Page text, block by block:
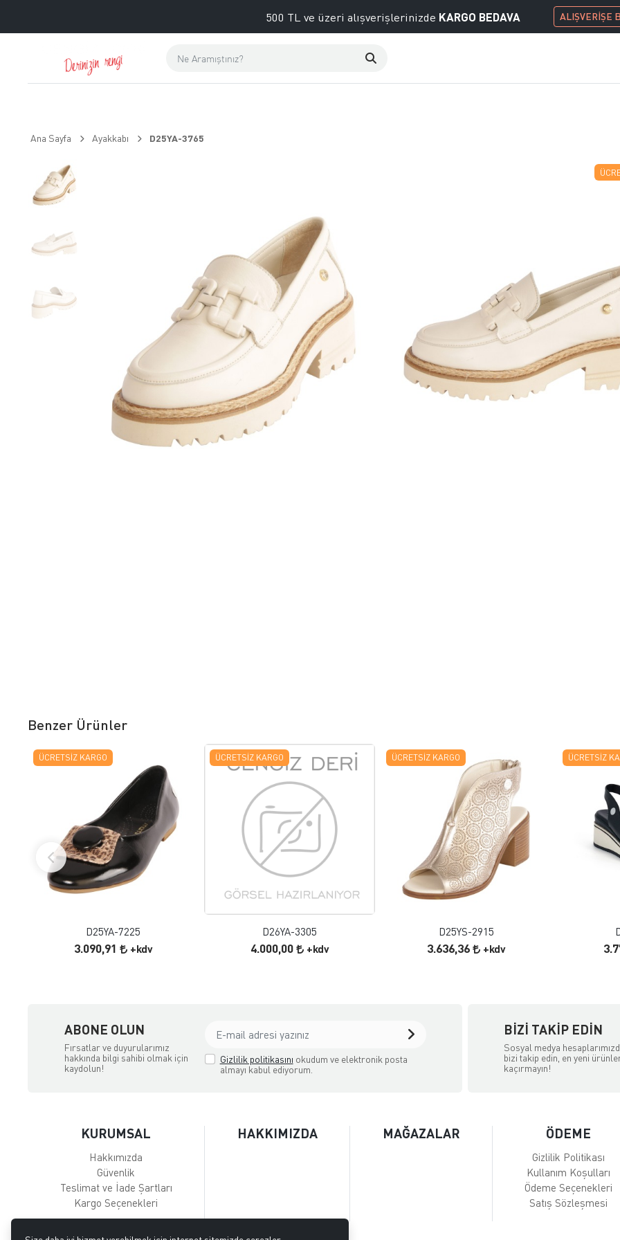
500 TL ve üzeri alışverişlerinizde KARGO BEDAVA ALIŞVERİŞE
Ana Sayfa Ayakkabı D25YA-3765
Benzer Ürünler
FAVORILERE EKLE
ÜRÜN İNCELE
ÜCRETSIZ KARGO
D25YA-7225
3.090,91 +kdv
FAVORILERE EKLE
ÜRÜN İNCELE
ÜCRETSIZ KARGO
D26YA-3305
4.000,00 +kdv
FAVORILERE EKLE
ÜRÜN İNCELE
ÜCRETSIZ KARGO
D25YS-2915
3.636,36 +kdv
ÜCRETSIZ
ABONE OLUN
Fırsatlar ve duyurularımız
hakkında bilgi sahibi olmak için
kaydolun!
Gizlilik politikasını okudum ve elektronik posta
almayı kabul ediyorum.
BIZI TAKIP EDIN
Sosyal medya
bizi takip edin, en yeni
kaçırmayın!
KURUMSAL
Hakkımızda
Güvenlik
Teslimat ve İade Şartları
Kargo Seçenekleri
HAKKIMIZDA MAĞAZALAR ÖDEME
Gizlilik Politikası
Kullanım Koşulları
Ödeme Seçenekleri
Satış Sözleşmesi